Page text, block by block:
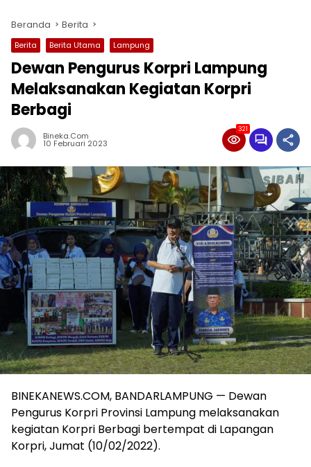
Beranda Berita
Berita Berita Utama Lampung
Dewan Pengurus Korpri Lampung
Melaksanakan Kegiatan Korpri
Berbagi
Bineka.com
10 Februari 2023
321
BINEKANEWS.COM, BANDARLAMPUNG — Dewan
Pengurus Korpri Provinsi Lampung melaksanakan
kegiatan Korpri Berbagi bertempat di Lapangan
Korpri, Jumat (10/02/2022).